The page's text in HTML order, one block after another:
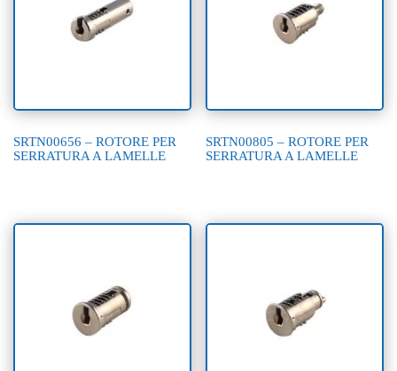
SRTN00656 – ROTORE PER
SERRATURA A LAMELLE
SRTN00805 – ROTORE PER
SERRATURA A LAMELLE